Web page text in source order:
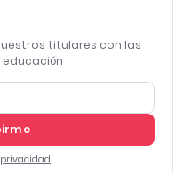
titulares con las